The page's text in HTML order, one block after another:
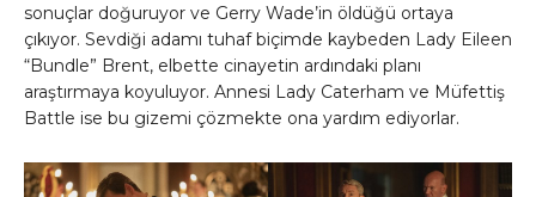
sonuçlar doğuruyor ve Gerry Wade’in öldüğü ortaya
çıkıyor. Sevdiği adamı tuhaf biçimde kaybeden Lady Eileen
“Bundle” Brent, elbette cinayetin ardındaki planı
araştırmaya koyuluyor. Annesi Lady Caterham ve Müfettiş
Battle ise bu gizemi çözmekte ona yardım ediyorlar.